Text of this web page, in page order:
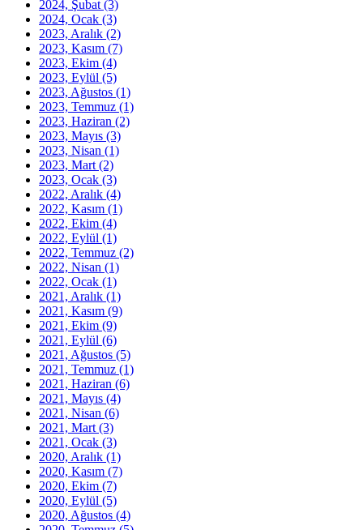
2024, Şubat (3)
2024, Ocak (3)
2023, Aralık (2)
2023, Kasım (7)
2023, Ekim (4)
2023, Eylül (5)
2023, Ağustos (1)
2023, Temmuz (1)
2023, Haziran (2)
2023, Mayıs (3)
2023, Nisan (1)
2023, Mart (2)
2023, Ocak (3)
2022, Aralık (4)
2022, Kasım (1)
2022, Ekim (4)
2022, Eylül (1)
2022, Temmuz (2)
2022, Nisan (1)
2022, Ocak (1)
2021, Aralık (1)
2021, Kasım (9)
2021, Ekim (9)
2021, Eylül (6)
2021, Ağustos (5)
2021, Temmuz (1)
2021, Haziran (6)
2021, Mayıs (4)
2021, Nisan (6)
2021, Mart (3)
2021, Ocak (3)
2020, Aralık (1)
2020, Kasım (7)
2020, Ekim (7)
2020, Eylül (5)
2020, Ağustos (4)